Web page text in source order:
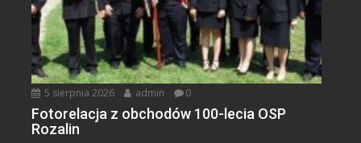
5 sierpnia 2026 admin 0
Fotorelacja z obchodów 100-lecia OSP
Rozalin